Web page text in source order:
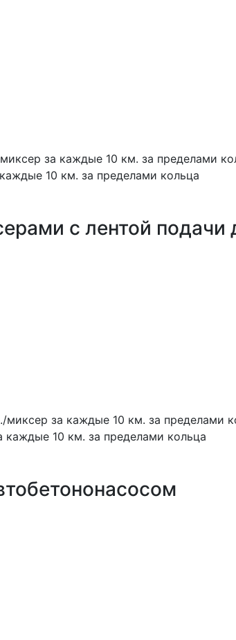
за каждые 10 км. за пределами
10 км. за пределами кольца
с лентой подачи
за каждые 10 км. за пределами
10 км. за пределами кольца